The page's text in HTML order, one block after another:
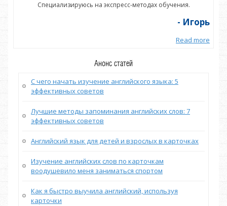
Специализируюсь на экспресс-методах обучения.
- Игорь
Read more
Анонс статей
С чего начать изучение английского языка: 5
эффективных советов
Лучшие методы запоминания английских слов: 7
эффективных советов
Английский язык для детей и взрослых в карточках
Изучение английских слов по карточкам
воодушевило меня заниматься спортом
Как я быстро выучила английский, используя
карточки